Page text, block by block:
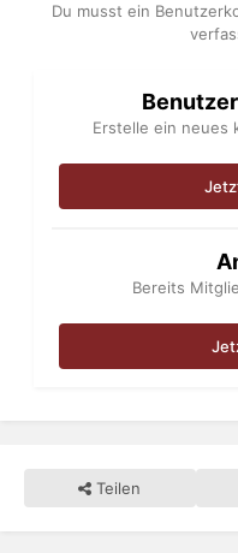
Du musst ein
Erstelle ein neues
Bereits
Teilen